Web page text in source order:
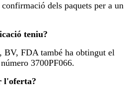
confirmació dels paquets per a un
teniu?
BV, FDA també ha obtingut el
3700PF066.
l'oferta?